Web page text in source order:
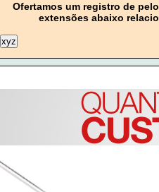
Ofertamos um registro de
extensões abaixo
xyz